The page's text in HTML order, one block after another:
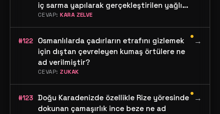
iç sarma yapılarak gerçekleştirilen yağlı
güreş oyununun adı nedir?
CEVAP:KARA ZELVE
#122
Osmanlılarda çadırların etrafını gizlemek
için dıştan çevreleyen kumaş örtülere ne
ad verilmiştir?
CEVAP:ZUKAK
•→
#123 Doğu Karadenizde özellikle Rize yöresinde
dokunan çamaşırlık ince beze ne ad
•→